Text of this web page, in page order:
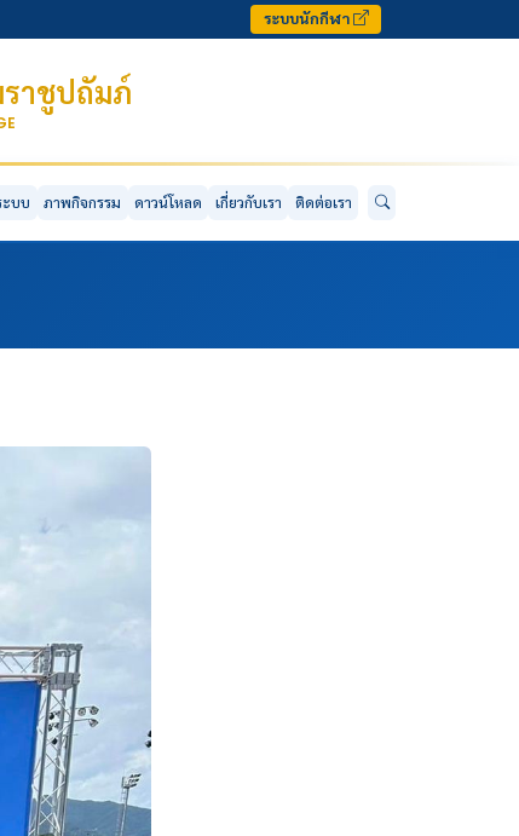
ระบบนักกีฬา
าชูปถัมภ์
ะบบ ภาพกิจกรรม ดาวน์โหลด เกี่ยวกับเรา ติดต่อเรา